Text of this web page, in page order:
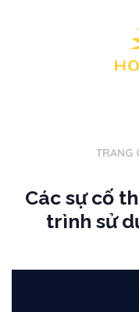
TRANG
Các sự cố
trình sử